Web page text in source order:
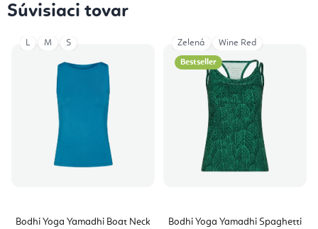
Súvisiaci tovar
Bodhi Yoga Yamadhi Boat Neck
L M S
Bestseller
Bodhi Yoga Yamadhi Spaghetti
Zelená Wine Red